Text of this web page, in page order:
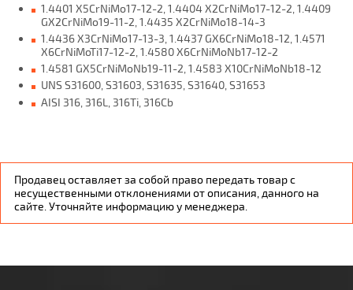
1.4401 X5CrNiMo17-12-2, 1.4404 X2CrNiMo17-12-2, 1.4409
GX2CrNiMo19-11-2, 1.4435 X2CrNiMo18-14-3
1.4436 X3CrNiMo17-13-3, 1.4437 GX6CrNiMo18-12, 1.4571
X6CrNiMoTi17-12-2, 1.4580 X6CrNiMoNb17-12-2
1.4581 GX5CrNiMoNb19-11-2, 1.4583 X10CrNiMoNb18-12
UNS S31600, S31603, S31635, S31640, S31653
AISI 316, 316L, 316Ti, 316Cb
Продавец оставляет за собой право передать товар с
несущественными отклонениями от описания, данного на
сайте. Уточняйте информацию у менеджера.